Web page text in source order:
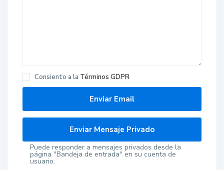
Consiento a la Términos GDPR
Puede responder a mensajes privados desde la
página "Bandeja de entrada" en su cuenta de
usuario.